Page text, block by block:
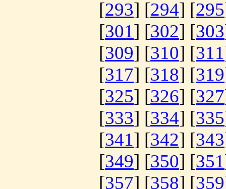
[293] [294] [295
[301] [302] [303
[309] [310] [311
[317] [318] [319
[325] [326] [327
[333] [334] [335
[341] [342] [343
[349] [350] [351
[357] [358] [359